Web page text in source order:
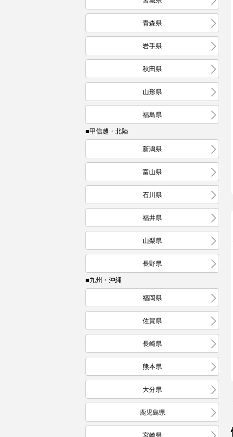
青森県
岩手県
秋田県
山形県
福島県
■甲信越・北陸
新潟県
富山県
石川県
福井県
山梨県
長野県
■九州・沖縄
福岡県
佐賀県
長崎県
熊本県
大分県
鹿児島県
宮崎県